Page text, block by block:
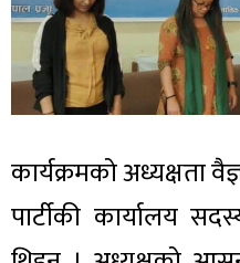
कार्यक्रमको अध्यक्षता
पार्टीकी कार्यालय